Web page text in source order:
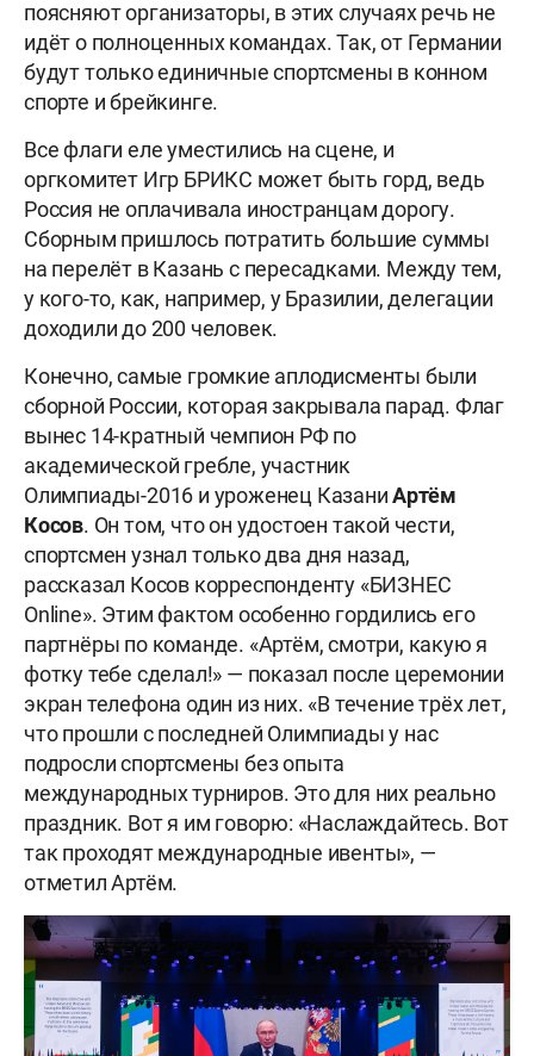
поясняют организаторы, в этих случаях речь не
идёт о полноценных командах. Так, от Германии
будут только единичные спортсмены в конном
спорте и брейкинге.
Все флаги еле уместились на сцене, и
оргкомитет Игр БРИКС может быть горд, ведь
Россия не оплачивала иностранцам дорогу.
Сборным пришлось потратить большие суммы
на перелёт в Казань с пересадками. Между тем,
у кого-то, как, например, у Бразилии, делегации
доходили до 200 человек.
Конечно, самые громкие аплодисменты были
сборной России, которая закрывала парад. Флаг
вынес 14-кратный чемпион РФ по
академической гребле, участник
Олимпиады-2016 и уроженец КазаниАртём
Косов. Он том, что он удостоен такой чести,
спортсмен узнал только два дня назад,
рассказал Косов корреспонденту «БИЗНЕС
Online». Этим фактом особенно гордились его
партнёры по команде. «Артём, смотри, какую я
фотку тебе сделал!» — показал после церемонии
экран телефона один из них. «В течение трëх лет,
что прошли с последней Олимпиады у нас
подросли спортсмены без опыта
международных турниров. Это для них реально
праздник. Вот я им говорю: «Наслаждайтесь. Вот
так проходят международные ивенты», —
отметил Артём.